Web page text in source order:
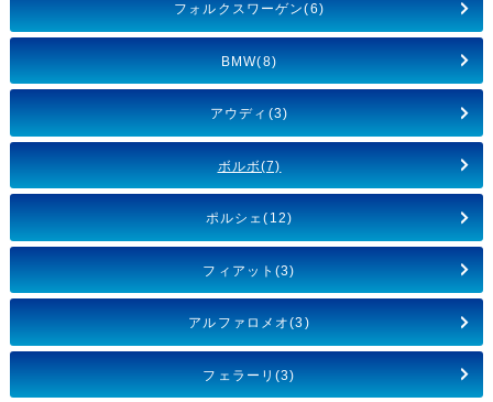
フォルクスワーゲン(6)
BMW(8)
アウディ(3)
ボルボ(7)
ポルシェ(12)
フィアット(3)
アルファロメオ(3)
フェラーリ(3)